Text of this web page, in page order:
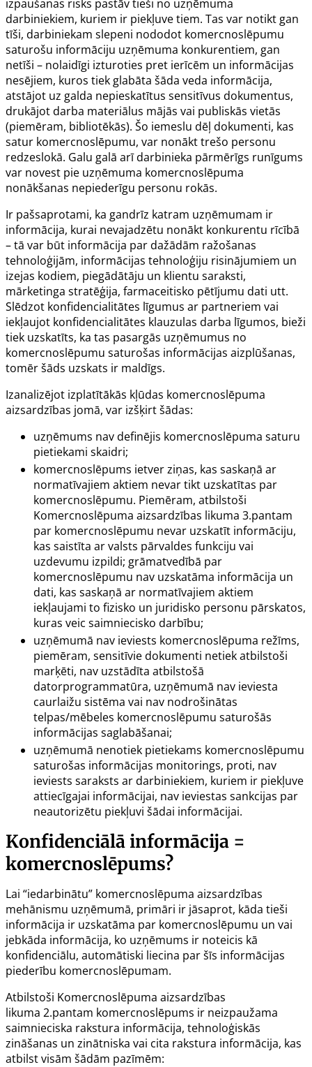
izpaušanas risks pastāv tieši no uzņēmuma
darbiniekiem, kuriem ir piekļuve tiem. Tas var notikt gan
tīši, darbiniekam slepeni nododot komercnoslēpumu
saturošu informāciju uzņēmuma konkurentiem, gan
netīši – nolaidīgi izturoties pret ierīcēm un informācijas
nesējiem, kuros tiek glabāta šāda veda informācija,
atstājot uz galda nepieskatītus sensitīvus dokumentus,
drukājot darba materiālus mājās vai publiskās vietās
(piemēram, bibliotēkās). Šo iemeslu dēļ dokumenti, kas
satur komercnoslēpumu, var nonākt trešo personu
redzeslokā. Galu galā arī darbinieka pārmērīgs runīgums
var novest pie uzņēmuma komercnoslēpuma
nonākšanas nepiederīgu personu rokās.
Ir pašsaprotami, ka gandrīz katram uzņēmumam ir
informācija, kurai nevajadzētu nonākt konkurentu rīcībā
– tā var būt informācija par dažādām ražošanas
tehnoloģijām, informācijas tehnoloģiju risinājumiem un
izejas kodiem, piegādātāju un klientu saraksti,
mārketinga stratēģija, farmaceitisko pētījumu dati utt.
Slēdzot konfidencialitātes līgumus ar partneriem vai
iekļaujot konfidencialitātes klauzulas darba līgumos, bieži
tiek uzskatīts, ka tas pasargās uzņēmumus no
komercnoslēpumu saturošas informācijas aizplūšanas,
tomēr šāds uzskats ir maldīgs.
Izanalizējot izplatītākās kļūdas komercnoslēpuma
aizsardzības jomā, var izšķirt šādas:
uzņēmums nav definējis komercnoslēpuma saturu
pietiekami skaidri;
komercnoslēpums ietver ziņas, kas saskaņā ar
normatīvajiem aktiem nevar tikt uzskatītas par
komercnoslēpumu. Piemēram, atbilstoši
Komercnoslēpuma aizsardzības likuma 3.pantam
par komercnoslēpumu nevar uzskatīt informāciju,
kas saistīta ar valsts pārvaldes funkciju vai
uzdevumu izpildi; grāmatvedībā par
komercnoslēpumu nav uzskatāma informācija un
dati, kas saskaņā ar normatīvajiem aktiem
iekļaujami to fizisko un juridisko personu pārskatos,
kuras veic saimniecisko darbību;
uzņēmumā nav ieviests komercnoslēpuma režīms,
piemēram, sensitīvie dokumenti netiek atbilstoši
marķēti, nav uzstādīta atbilstošā
datorprogrammatūra, uzņēmumā nav ieviesta
caurlaižu sistēma vai nav nodrošinātas
telpas/mēbeles komercnoslēpumu saturošās
informācijas saglabāšanai;
uzņēmumā nenotiek pietiekams komercnoslēpumu
saturošas informācijas monitorings, proti, nav
ieviests saraksts ar darbiniekiem, kuriem ir piekļuve
attiecīgajai informācijai, nav ieviestas sankcijas par
neautorizētu piekļuvi šādai informācijai.
Konfidenciālā informācija =
komercnoslēpums?
Lai “iedarbinātu” komercnoslēpuma aizsardzības
mehānismu uzņēmumā, primāri ir jāsaprot, kāda tieši
informācija ir uzskatāma par komercnoslēpumu un vai
jebkāda informācija, ko uzņēmums ir noteicis kā
konfidenciālu, automātiski liecina par šīs informācijas
piederību komercnoslēpumam.
Atbilstoši Komercnoslēpuma aizsardzības
likuma 2.pantam komercnoslēpums ir neizpaužama
saimnieciska rakstura informācija, tehnoloģiskās
zināšanas un zinātniska vai cita rakstura informācija, kas
atbilst visām šādām pazīmēm: